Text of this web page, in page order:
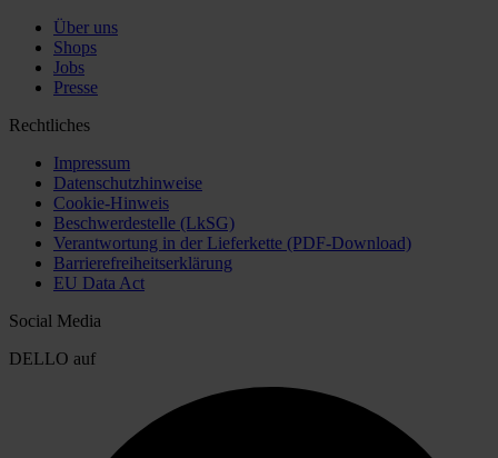
Über uns
Shops
Jobs
Presse
Rechtliches
Impressum
Datenschutzhinweise
Cookie-Hinweis
Beschwerdestelle (LkSG)
Verantwortung in der Lieferkette (PDF-Download)
Barrierefreiheitserklärung
EU Data Act
Social Media
DELLO auf